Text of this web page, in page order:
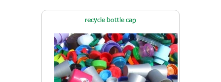
recycle bottle cap